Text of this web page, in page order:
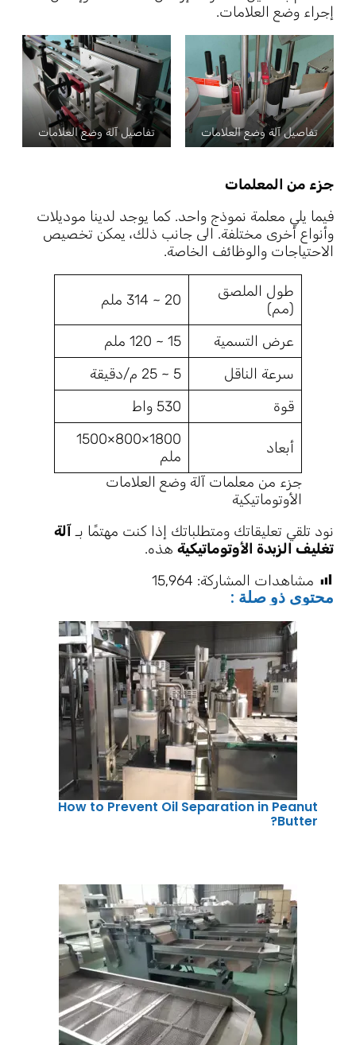
إجراء وضع العلامات.
تفاصيل آلة وضع العلامات تفاصيل آلة وضع العلامات
جزء من المعلمات
فيما يلي معلمة نموذج واحد. كما يوجد لدينا موديلات
وأنواع أخرى مختلفة. الى جانب ذلك، يمكن تخصيص
الاحتياجات والوظائف الخاصة.
طول الملصق
(مم)
20 ~ 314 ملم
عرض التسمية
15 ~ 120 ملم
سرعة الناقل
5 ~ 25 م/دقيقة
قوة
530 واط
أبعاد
1800×800×1500
ملم
جزء من معلمات آلة وضع العلامات
الأوتوماتيكية
نود تلقي تعليقاتك ومتطلباتك إذا كنت مهتمًا بـآلة
تغليف الزبدة الأوتوماتيكية هذه.
مشاهدات المشاركة: 15٬964
محتوى ذو صلة :
How to Prevent Oil Separation in Peanut
Butter?